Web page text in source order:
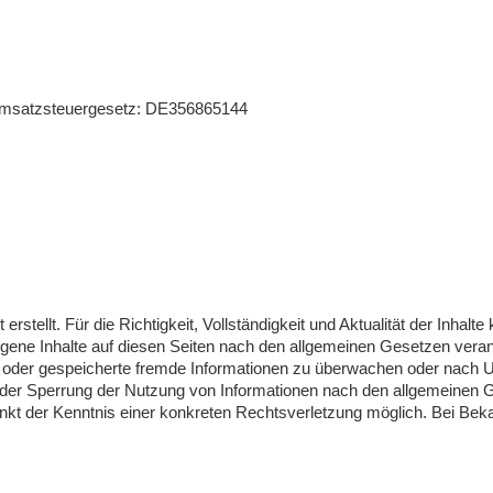
DE356865144
Für die Richtigkeit, Vollständigkeit und Aktualität der
Inhalte auf diesen Seiten nach den allgemeinen Gesetzen
gespeicherte fremde Informationen zu überwachen oder nach
Sperrung der Nutzung von Informationen nach den allgemeinen
der Kenntnis einer konkreten Rechtsverletzung möglich. Bei